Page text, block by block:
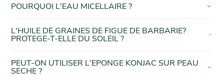
POURQUOI L'EAU MICELLAIRE ?
L'HUILE DE GRAINES DE FIGUE DE BARBARIE?
PROTEGE-T-ELLE DU SOLEIL ?
PEUT-ON UTILISER L'EPONGE KONJAC SUR PEAU
SECHE ?